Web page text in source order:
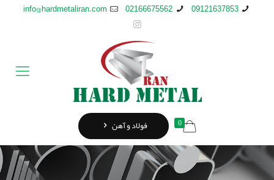
09121637853
02166675562
info@hardmetaliran.com
0 فولاد و آهن